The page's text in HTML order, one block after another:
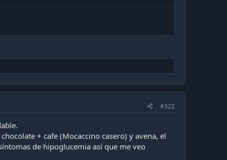
#322
+ cafe (Mocaccino casero) y avena, el
de hipoglucemia así que me veo